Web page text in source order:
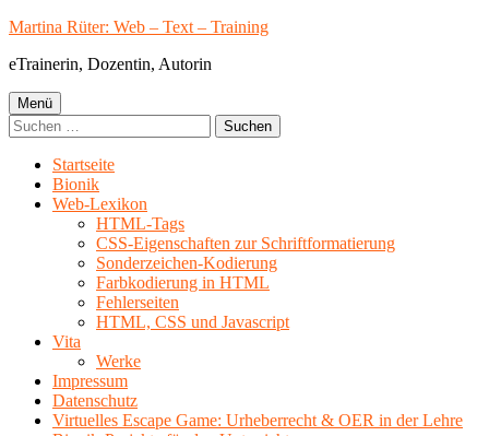
Springe
Inhalt
Martina Rüter: Web – Text – Training
eTrainerin, Dozentin, Autorin
Primäres
Menü
Menü
Suchen
nach:
Startseite
Bionik
Web-Lexikon
HTML-Tags
CSS-Eigenschaften zur Schriftformatierung
Sonderzeichen-Kodierung
Farbkodierung in HTML
Fehlerseiten
HTML, CSS und Javascript
Vita
Werke
Impressum
Datenschutz
Virtuelles Escape Game: Urheberrecht & OER in der Lehre